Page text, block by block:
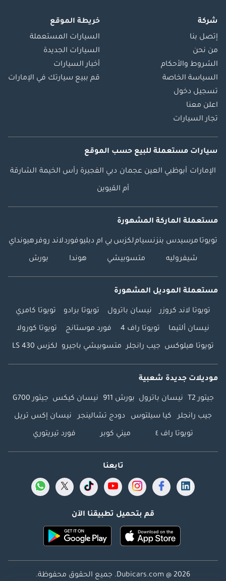
شركة
إتصل بنا
من نحن
الشروط والأحكام
السياسة الخاصة
تسجيل دخول
اعلن معنا
تجار السيارات
خريطة الموقع
السيارات المستعملة
السيارات الجديدة
أخبار السيارات
قم ببيع سيارتك في الإمارات
سيارات مستعملة للبيع حسب الموقع
الإمارات أبوظبي العين عجمان دبي الفجيرة رأس الخيمة الشارقة
أم القيوين
مستعملة الماركة المشهورة
تويوتا مرسيدس بنزنسياملكزس بي ام دبليوفوردلاند روفرهيونداي
شيفروليه متسوبيشي هوندا بورش
مستعملة الموديل المشهورة
تويوتا لاند كروزر نيسان باترول تويوتا برادو تويوتا كامري
نيسان ألتيما تويوتا راف 4 فورد موستانج تويوتا كورولا
تويوتا هيلوكس جيب رانجلر متسوبيشي باجيرو لكزس LS 430
موديلات جديدة شعبية
جيتور T2 نيسان باترول بورش 911 نيسان كيكس جيتور G700
جيب رانجلر كيا سيلتوس دودج تشالينجر نيسان إكس تريل
تويوتا راف ٤ ميني كوبر فورد تيريتوري
تابعنا
قم بتحميل تطبيقنا الآن
Dubicars.com @ 2026. جميع الحقوق محفوظة.